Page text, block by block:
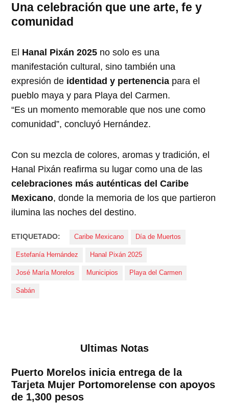
Una celebración que une arte, fe y
comunidad
El Hanal Pixán 2025 no solo es una
manifestación cultural, sino también una
expresión de identidad y pertenencia para el
pueblo maya y para Playa del Carmen.
“Es un momento memorable que nos une como
comunidad”, concluyó Hernández.
Con su mezcla de colores, aromas y tradición, el
Hanal Pixán reafirma su lugar como una de las
celebraciones más auténticas del Caribe
Mexicano, donde la memoria de los que partieron
ilumina las noches del destino.
ETIQUETADO: Caribe Mexicano Día de Muertos
Estefanía Hernández Hanal Pixán 2025
José María Morelos Municipios Playa del Carmen
Sabán
Ultimas Notas
Puerto Morelos inicia entrega de la
Tarjeta Mujer Portomorelense con apoyos
de 1,300 pesos